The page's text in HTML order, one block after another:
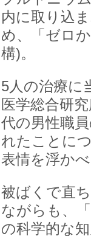
内に取り込
め、「ゼロ
構)。
5人の治療に
医学総合研
代の男性職
れたことに
表情を浮か
被ばくで直
ながらも、
の科学的な